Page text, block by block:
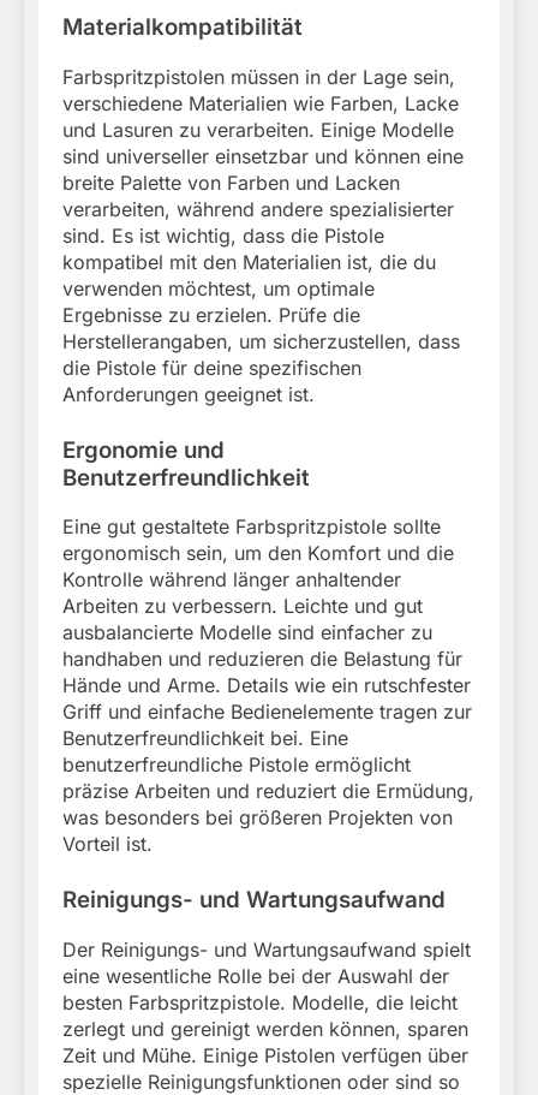
Materialkompatibilität
Farbspritzpistolen müssen in der Lage sein,
verschiedene Materialien wie Farben, Lacke
und Lasuren zu verarbeiten. Einige Modelle
sind universeller einsetzbar und können eine
breite Palette von Farben und Lacken
verarbeiten, während andere spezialisierter
sind. Es ist wichtig, dass die Pistole
kompatibel mit den Materialien ist, die du
verwenden möchtest, um optimale
Ergebnisse zu erzielen. Prüfe die
Herstellerangaben, um sicherzustellen, dass
die Pistole für deine spezifischen
Anforderungen geeignet ist.
Ergonomie und
Benutzerfreundlichkeit
Eine gut gestaltete Farbspritzpistole sollte
ergonomisch sein, um den Komfort und die
Kontrolle während länger anhaltender
Arbeiten zu verbessern. Leichte und gut
ausbalancierte Modelle sind einfacher zu
handhaben und reduzieren die Belastung für
Hände und Arme. Details wie ein rutschfester
Griff und einfache Bedienelemente tragen zur
Benutzerfreundlichkeit bei. Eine
benutzerfreundliche Pistole ermöglicht
präzise Arbeiten und reduziert die Ermüdung,
was besonders bei größeren Projekten von
Vorteil ist.
Reinigungs- und Wartungsaufwand
Der Reinigungs- und Wartungsaufwand spielt
eine wesentliche Rolle bei der Auswahl der
besten Farbspritzpistole. Modelle, die leicht
zerlegt und gereinigt werden können, sparen
Zeit und Mühe. Einige Pistolen verfügen über
spezielle Reinigungsfunktionen oder sind so